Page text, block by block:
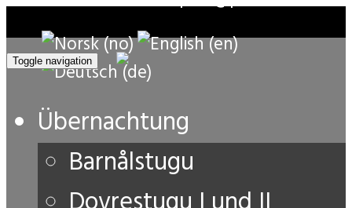
Toggle navigation
Übernachtung
Barnålstugu